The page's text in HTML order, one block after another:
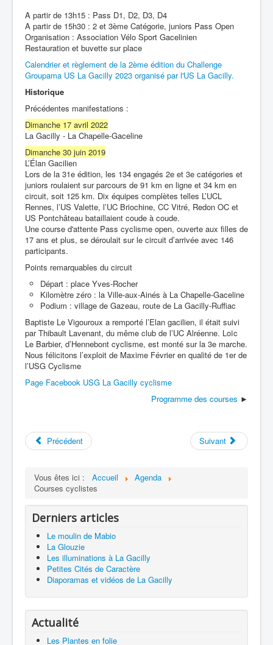
A partir de 13h15 : Pass D1, D2, D3, D4
A partir de 15h30 : 2 et 3ème Catégorie, juniors Pass Open
Organisation : Association Vélo Sport Gacelinien
Restauration et buvette sur place
Calendrier et règlement de la 2ème édition du Challenge
Groupama US La Gacilly 2023 organisé par l'US La Gacilly.
Historique
Précédentes manifestations :
Dimanche 17 avril 2022
La Gacilly - La Chapelle-Gaceline
Dimanche 30 juin 2019
L’Élan Gacilien
Lors de la 31e édition, les 134 engagés 2e et 3e catégories et
juniors roulaient sur parcours de 91 km en ligne et 34 km en
circuit, soit 125 km. Dix équipes complètes telles L’UCL
Rennes, l’US Valette, l’UC Briochine, CC Vitré, Redon OC et
US Pontchâteau bataillaient coude à coude.
Une course d'attente Pass cyclisme open, ouverte aux filles de
17 ans et plus, se déroulait sur le circuit d’arrivée avec 146
participants.
Points remarquables du circuit
Départ : place Yves-Rocher
Kilomètre zéro : la Ville-aux-Ainés à La Chapelle-Gaceline
Podium : village de Gazeau, route de La Gacilly-Ruffiac
Baptiste Le Vigouroux a remporté l’Elan gacilien, il était suivi
par Thibault Lavenant, du même club de l’UC Alréenne. Loïc
Le Barbier, d’Hennebont cyclisme, est monté sur la 3e marche.
Nous félicitons l’exploit de Maxime Février en qualité de 1er de
l’USG Cyclisme
Page Facebook USG La Gacilly cyclisme
Programme des courses ►
Précédent Suivant
Vous êtes ici : Accueil
Agenda
Courses cyclistes
Derniers articles
Le moulin de Mabio
La Glouzie
Les illuminations à La Gacilly
Petites Cités de Caractère
Diaporamas et vidéos de La Gacilly
Actualité
Les Plantes en folie